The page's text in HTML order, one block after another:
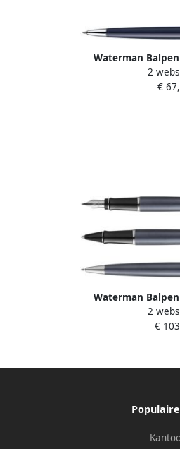
Waterman
Colour Blocking
2
€
Waterman
stone CT
2
€
Populaire